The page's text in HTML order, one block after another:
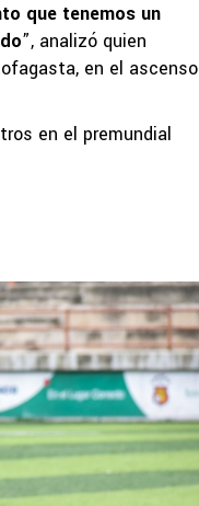
que tenemos un
”, analizó quien
en el ascenso
en el premundial